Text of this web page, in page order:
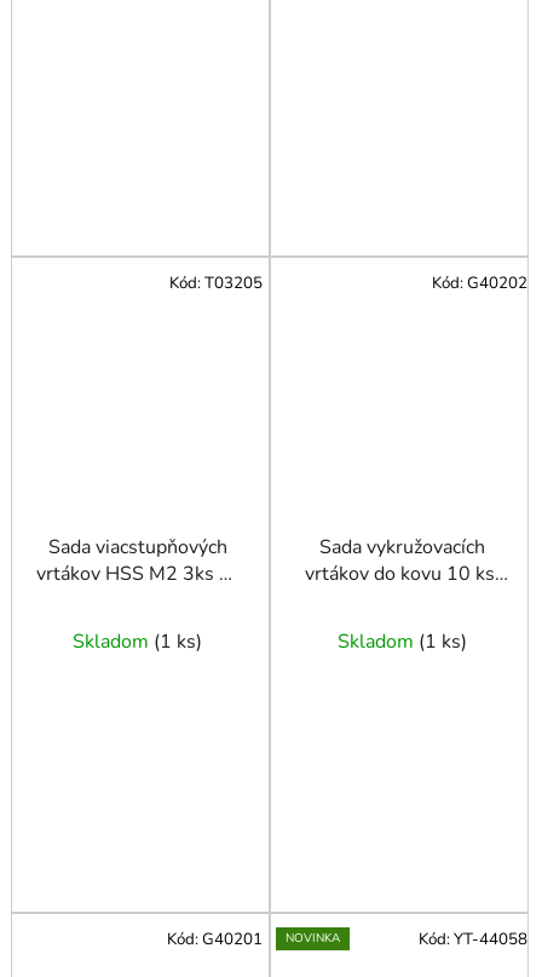
Sada viacstupňových
vrtákov HSS M2 3ks 4-
Skladom (1 ks)
Kód:T03205
Sada vykružovacích
vrtákov do kovu 10 ks.
Skladom (1 ks)
Kód:G40202
Kód:G40201 NOVINKA Kód:YT-44058